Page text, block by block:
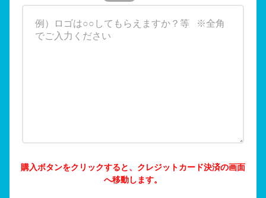
購入ボタンをクリックすると、クレジットカード決済の画面
へ移動します。